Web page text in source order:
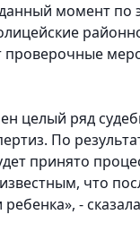
момент по
целый ряд
По
принято
что
-